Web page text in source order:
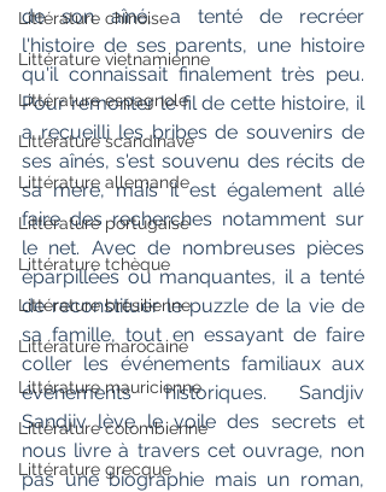
Littérature chinoise
Littérature vietnamienne
Littérature espagnole
Littérature scandinave
Littérature allemande
Littérature portugaise
Littérature tchèque
Littérature brésilienne
Littérature marocaine
Littérature mauricienne
Littérature colombienne
Littérature grecque
de son aîné, a tenté de recréer
l'histoire de ses parents, une histoire
qu'il connaissait finalement très peu.
Pour remonter le fil de cette histoire, il
a recueilli les bribes de souvenirs de
ses aînés, s'est souvenu des récits de
sa mère, mais il est également allé
faire des recherches notamment sur
le net. Avec de nombreuses pièces
éparpillées ou manquantes, il a tenté
de reconstituer le puzzle de la vie de
sa famille, tout en essayant de faire
coller les événements familiaux aux
événements historiques. Sandjiv
Sandjiv lève le voile des secrets et
nous livre à travers cet ouvrage, non
pas une biographie mais un roman,